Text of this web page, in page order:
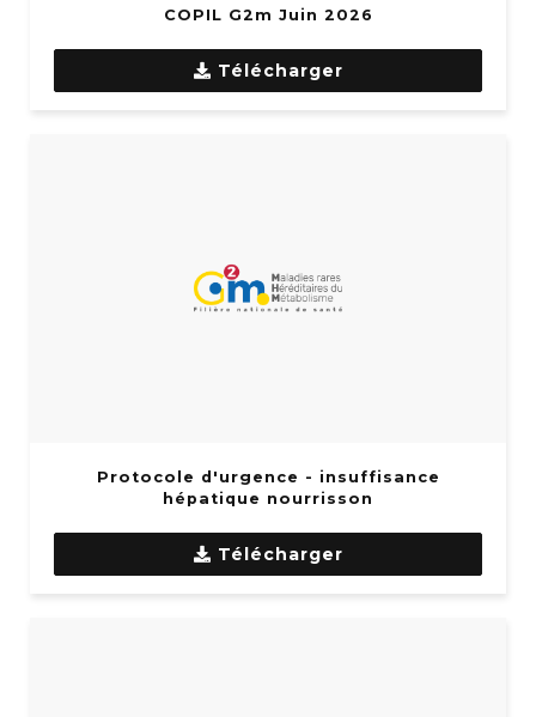
COPIL G2m Juin 2026
Télécharger
Protocole d'urgence - insuffisance
hépatique nourrisson
Télécharger